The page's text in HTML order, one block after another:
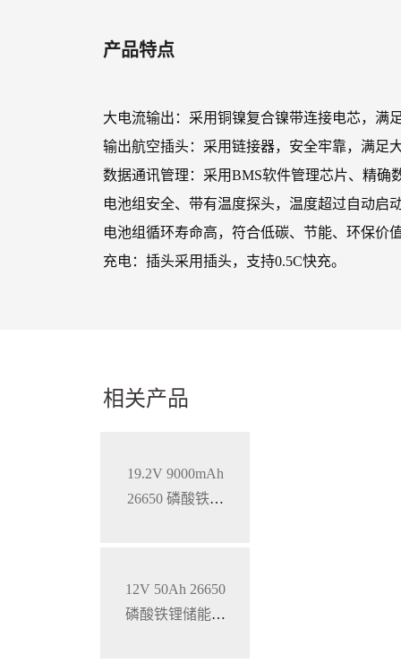
产品特点
大电流输出：采用铜镍复合镍带连接电芯，满
输出航空插头：采用链接器，安全牢靠，满足
数据通讯管理：采用BMS软件管理芯片、精确
电池组安全、带有温度探头，温度超过自动启
电池组循环寿命高，符合低碳、节能、环保价
充电：插头采用插头，支持0.5C快充。
相关产品
19.2V 9000mAh
26650 磷酸铁锂
12V 50Ah 26650
磷酸铁锂储能锂